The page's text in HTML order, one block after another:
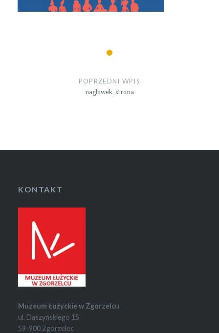
POPRZEDNI WPIS
naglowek_strona
KONTAKT
Muzeum Łużyckie w Zgorzelcu
ul. Daszyńskiego 15
59-900 Zgorzelec